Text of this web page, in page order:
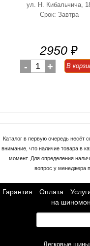
ул. Н. Кибальчича,
Срок: Завтра
2950 ₽
- 1 + В
Каталог в первую очередь
внимание, что наличие товара в
момент. Для определения
вопрос у менеджера
Гарантия Оплата
на
Легковые шины